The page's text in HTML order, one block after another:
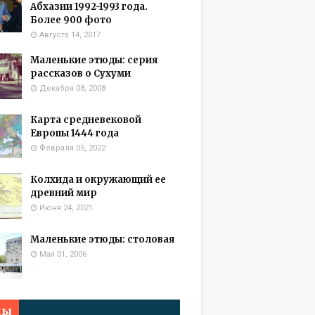
Абхазии 1992-1993 года.
Более 900 фото
Августа 14, 2017
Маленькие этюды: серия
рассказов о Сухуми
Декабря 08, 2008
Карта средневековой
Европы 1444 года
Февраля 05, 2022
Колхида и окружающий ее
древний мир
Июня 24, 2021
Маленькие этюды: столовая
Мая 01, 2006